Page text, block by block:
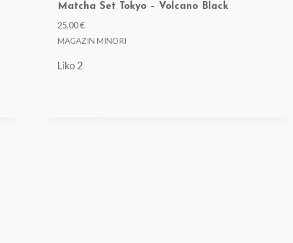
Matcha Set Tokyo – Volcano Black
25,00€
MAGAZIN MINORI
Liko 2